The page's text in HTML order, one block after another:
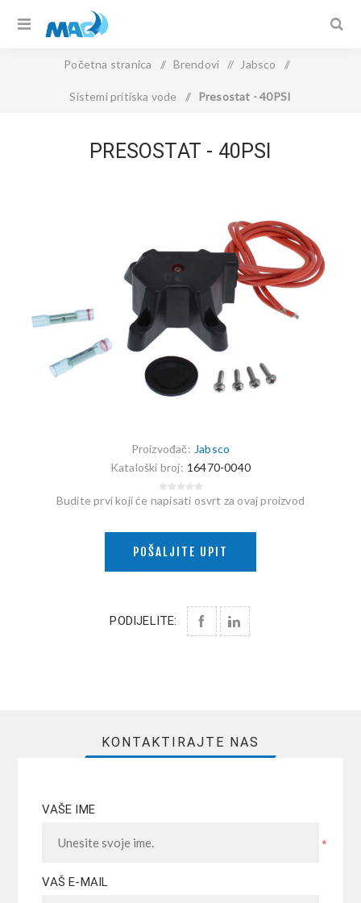
Početna stranica / Brendovi / Jabsco /
Sistemi pritiska vode / Presostat - 40PSI
PRESOSTAT - 40PSI
Proizvođač: Jabsco
Kataloški broj: 16470-0040
Budite prvi koji će napisati osvrt za ovaj proizvod
POŠALJITE UPIT
PODIJELITE:
KONTAKTIRAJTE NAS
VAŠE IME
*
VAŠ E-MAIL